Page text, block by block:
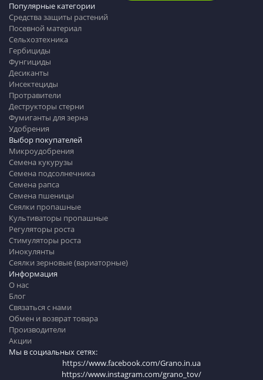
Информация
О нас
Блог
Связаться с нами
Обмен и возврат товара
Производители
Акции
Мы в социальных сетях:
https://www.facebook.com/Grano.in.ua
https://www.instagram.com/grano_tov/
Популярные категории
Средства защиты растений
Посевной материал
Сельхозтехника
Гербициды
Фунгициды
Десиканты
Инсектециды
Протравители
Деструкторы стерни
Фумиганты для зерна
Удобрения
Выбор покупателей
Микроудобрения
Семена кукурузы
Семена подсолнечника
Семена рапса
Семена пшеницы
Сеялки пропашные
Культиваторы пропашные
Регуляторы роста
Стимуляторы роста
Инокулянты
Сеялки зерновые (вариаторные)